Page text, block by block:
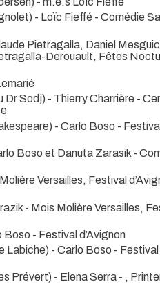
- Loïc Fieffé - Comédie
Pietragalla, Daniel
Derouault, Fêtes
Sodj) - Thierry Charrière -
- Carlo Boso -
Boso et Danuta Zarasik -
Versailles, Festival
- Mois Molière Versailles,
Boso - Festival d’Avignon
Labiche) - Carlo Boso - Festival
Prévert) - Elena Serra - ,